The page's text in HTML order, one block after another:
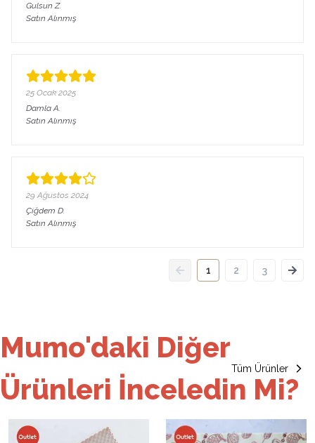
Gulsun Z.
Satın Alınmış
25 Ocak 2025
Damla A.
Satın Alınmış
29 Ağustos 2024
Çiğdem D.
Satın Alınmış
1 2 3
Mumo'daki Diğer
Ürünleri İnceledin Mi?
Tüm Ürünler